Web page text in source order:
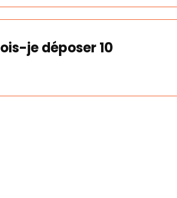
je déposer 10